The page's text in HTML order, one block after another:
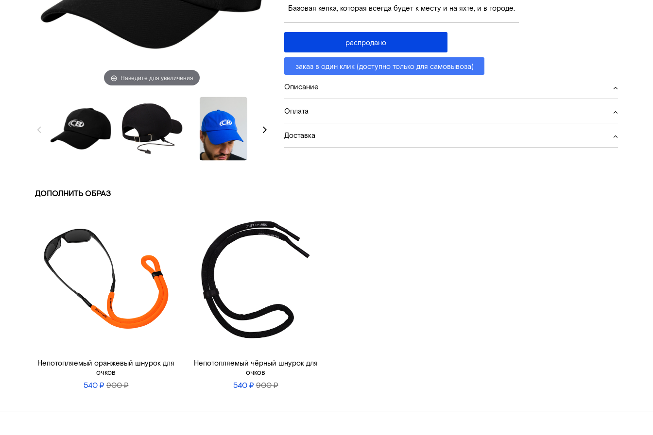
Наведите для увеличения
Базовая кепка, которая всегда будет к месту и на яхте, и в городе.
распродано
заказ в один клик (доступно только для самовывоза)
Описание
Оплата
Доставка
ДОПОЛНИТЬ ОБРАЗ
Непотопляемый оранжевый шнурок для
очков
540 ₽900 ₽
Непотопляемый чёрный шнурок для
очков
540 ₽900 ₽